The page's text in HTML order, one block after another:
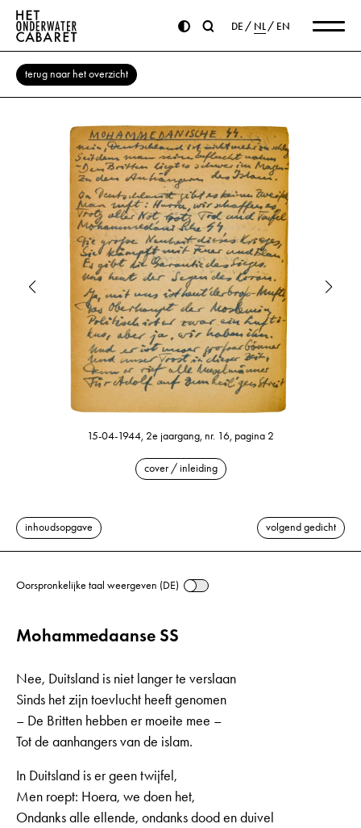
DE NL EN
terug naar het overzicht
15-04-1944, 2e jaargang, nr. 16, pagina 2
cover / inleiding
inhoudsopgave volgend gedicht
Oorspronkelijke taal weergeven (DE)
Mohammedaanse SS
Nee, Duitsland is niet langer te verslaan
Sinds het zijn toevlucht heeft genomen
– De Britten hebben er moeite mee –
Tot de aanhangers van de islam.
In Duitsland is er geen twijfel,
Men roept: Hoera, we doen het,
Ondanks alle ellende, ondanks dood en duivel